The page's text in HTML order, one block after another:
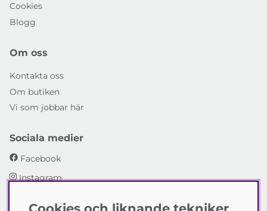
Cookies
Blogg
Om oss
Kontakta oss
Om butiken
Vi som jobbar här
Sociala medier
Facebook
Instagram